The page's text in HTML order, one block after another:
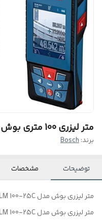
متر لیزری 100 متری بوش مدل GLM 100-25C
برند:Bosch
توضیحات مشخصات
متر لیزری بوش مدل GLM 100-25C